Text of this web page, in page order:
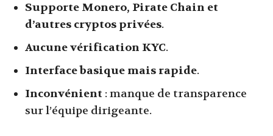
Supporte Monero, Pirate Chain et
d’autres cryptos privées.
Aucune vérification KYC.
Interface basique mais rapide.
Inconvénient : manque de transparence
sur l’équipe dirigeante.